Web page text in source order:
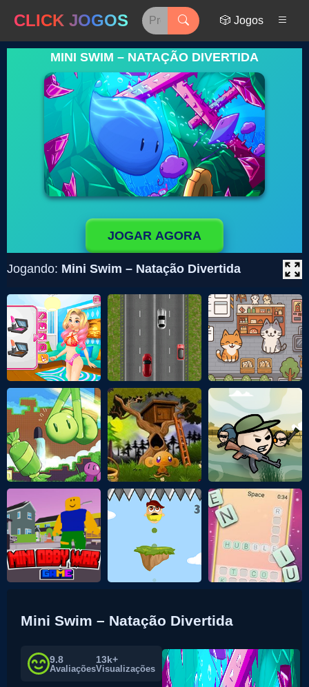
CLICK JOGOS 🎲 Jogos
MINI SWIM – NATAÇÃO DIVERTIDA
JOGAR AGORA
Jogando: Mini Swim – Natação Divertida
Mini Swim – Natação Divertida
9.8
Avaliações
13k+
Visualizações